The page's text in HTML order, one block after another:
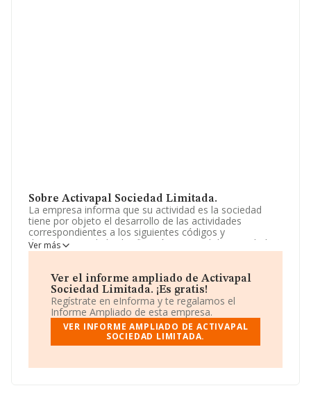
Sobre Activapal Sociedad Limitada.
La empresa informa que su actividad es la sociedad
tiene por objeto el desarrollo de las actividades
correspondientes a los siguientes códigos y
descripciones de la clasificación nacional de actividades
económicas: actividad principal: 46.19 / intermediarios
46.73 / comercio al por m. La sociedad está inscrita en
el Registro Mercantil como Sociedad Limitada. Clasifica
su actividad CNAE como 'Intermediarios del comercio
de productos diversos', código 4619. No realiza
actividad de importación y/o exportación.
La compañíaActivapal Sociedad Limitada,
núm. 45, (46190), Riba-roja De Turia, en Valencia,
Ver más
Ver el informe ampliado de Activapal
Sociedad Limitada. ¡Es gratis!
Regístrate en eInforma y te regalamos el
Informe Ampliado de esta empresa.
VER INFORME AMPLIADO DE ACTIVAPAL
SOCIEDAD LIMITADA.